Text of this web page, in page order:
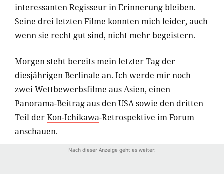
interessanten Regisseur in Erinnerung bleiben.
Seine drei letzten Filme konnten mich leider, auch
wenn sie recht gut sind, nicht mehr begeistern.
Morgen steht bereits mein letzter Tag der
diesjährigen Berlinale an. Ich werde mir noch
zwei Wettbewerbsfilme aus Asien, einen
Panorama-Beitrag aus den USA sowie den dritten
Teil derKon-Ichikawa-Retrospektive im Forum
anschauen.